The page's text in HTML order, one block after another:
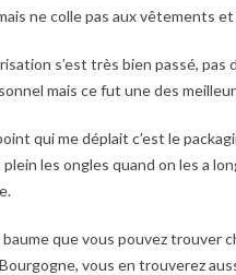
ne colle pas aux vêtements
s’est très bien passé,
mais ce fut une des
qui me déplait c’est le
les ongles quand on les a
baume que vous pouvez trouver
vous en trouverez